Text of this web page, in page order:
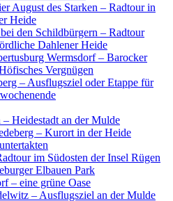
August des Starken – Radtour in
Heide
den Schildbürgern – Radtour
Dahlener Heide
Wermsdorf – Barocker
Vergnügen
– Ausflugsziel oder Etappe für
Heidestadt an der Mulde
– Kurort in der Heide
im Südosten der Insel Rügen
Elbauen Park
– eine grüne Oase
– Ausflugsziel an der Mulde